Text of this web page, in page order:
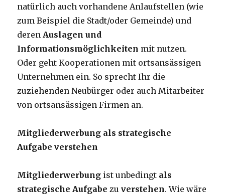
natürlich auch vorhandene Anlaufstellen (wie
zum Beispiel die Stadt/oder Gemeinde) und
derenAuslagen und
Informationsmöglichkeiten mit nutzen.
Oder geht Kooperationen mit ortsansässigen
Unternehmen ein. So sprecht Ihr die
zuziehenden Neubürger oder auch Mitarbeiter
von ortsansässigen Firmen an.
Mitgliederwerbung als strategische
Aufgabe verstehen
Mitgliederwerbung ist unbedingt als
strategische Aufgabezu verstehen. Wie wäre